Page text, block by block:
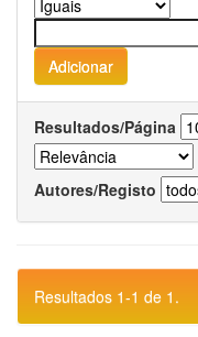
Resultados/Página
Autores/Registo
Resultados 1-1 de 1.